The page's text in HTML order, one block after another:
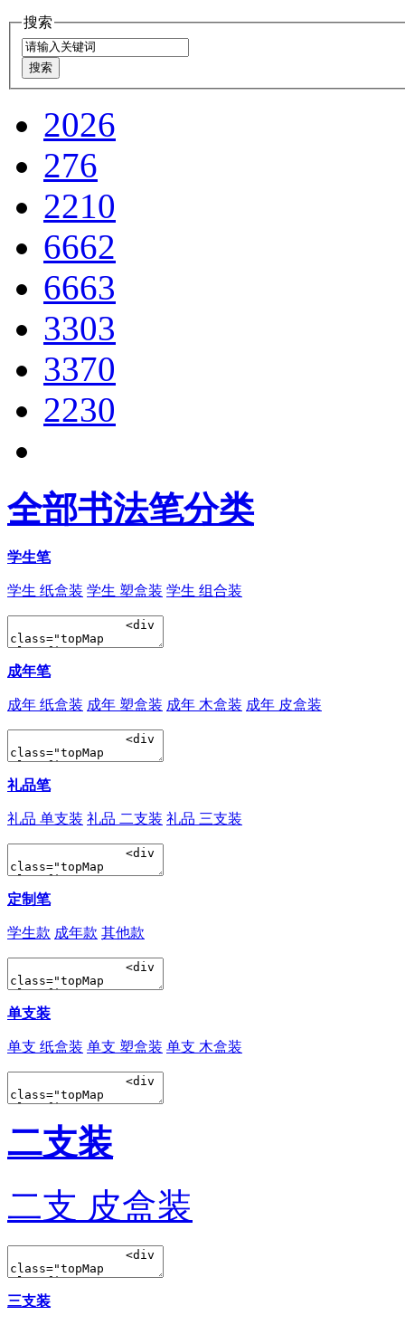
搜索
2026
276
2210
6662
6663
3303
3370
2230
全部书法笔分类
学生笔
学生 纸盒装 学生 塑盒装 学生 组合装
成年笔
成年 纸盒装 成年 塑盒装 成年 木盒装 成年 皮盒装
礼品笔
礼品 单支装 礼品 二支装 礼品 三支装
定制笔
学生款 成年款 其他款
单支装
单支 纸盒装 单支 塑盒装 单支 木盒装
二支装
二支 皮盒装
三支装